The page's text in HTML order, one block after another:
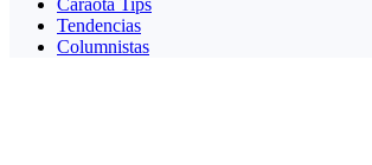
Caraota Tips
Tendencias
Columnistas